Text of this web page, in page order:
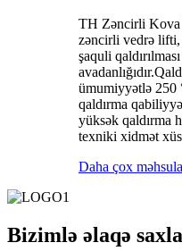
TH Zəncirli
zəncirli vedrə lifti,
şaquli
ümumiyyətlə 250
qaldırma
yüksək qaldırma
texniki xidmət
Daha çox
Bizimlə əlaqə